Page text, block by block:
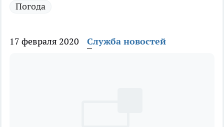
Погода
17 февраля 2020 Служба новостей